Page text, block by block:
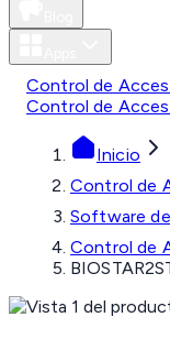
Control de
Control de
Inicio
Control de
Software
Control de